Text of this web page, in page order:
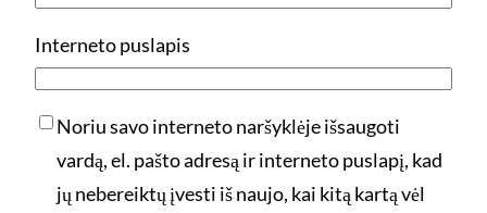
Interneto puslapis
Noriu savo interneto naršyklėje išsaugoti
vardą, el. pašto adresą ir interneto puslapį, kad
jų nebereiktų įvesti iš naujo, kai kitą kartą vėl